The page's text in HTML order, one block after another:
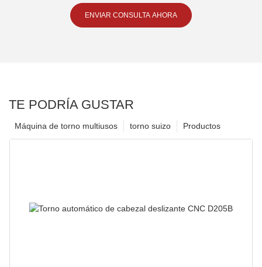
ENVIAR CONSULTA AHORA
TE PODRÍA GUSTAR
Productos
torno suizo
Máquina de torno multiusos